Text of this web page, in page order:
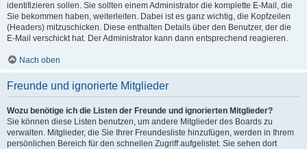
identifizieren sollen. Sie sollten einem Administrator die komplette E-Mail, die
Sie bekommen haben, weiterleiten. Dabei ist es ganz wichtig, die Kopfzeilen
(Headers) mitzuschicken. Diese enthalten Details über den Benutzer, der die
E-Mail verschickt hat. Der Administrator kann dann entsprechend reagieren.
Nach oben
Freunde und ignorierte Mitglieder
Wozu benötige ich die Listen der Freunde und ignorierten Mitglieder?
Sie können diese Listen benutzen, um andere Mitglieder des Boards zu
verwalten. Mitglieder, die Sie Ihrer Freundesliste hinzufügen, werden in Ihrem
persönlichen Bereich für den schnellen Zugriff aufgelistet. Sie sehen dort